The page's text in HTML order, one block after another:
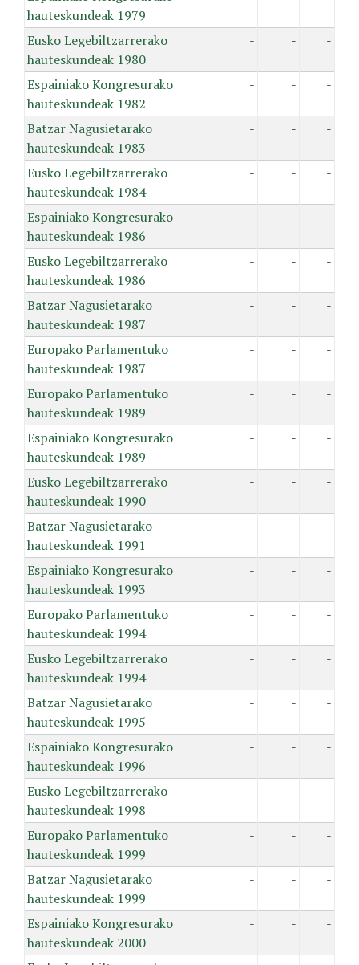
hauteskundeak 1979
Eusko Legebiltzarrerako
hauteskundeak 1980
- - -
Espainiako Kongresurako
hauteskundeak 1982
- - -
Batzar Nagusietarako
hauteskundeak 1983
- - -
Eusko Legebiltzarrerako
hauteskundeak 1984
- - -
Espainiako Kongresurako
hauteskundeak 1986
- - -
Eusko Legebiltzarrerako
hauteskundeak 1986
- - -
Batzar Nagusietarako
hauteskundeak 1987
- - -
Europako Parlamentuko
hauteskundeak 1987
- - -
Europako Parlamentuko
hauteskundeak 1989
- - -
Espainiako Kongresurako
hauteskundeak 1989
- - -
Eusko Legebiltzarrerako
hauteskundeak 1990
- - -
Batzar Nagusietarako
hauteskundeak 1991
- - -
Espainiako Kongresurako
hauteskundeak 1993
- - -
Europako Parlamentuko
hauteskundeak 1994
- - -
Eusko Legebiltzarrerako
hauteskundeak 1994
- - -
Batzar Nagusietarako
hauteskundeak 1995
- - -
Espainiako Kongresurako
hauteskundeak 1996
- - -
Eusko Legebiltzarrerako
hauteskundeak 1998
- - -
Europako Parlamentuko
hauteskundeak 1999
- - -
Batzar Nagusietarako
hauteskundeak 1999
- - -
Espainiako Kongresurako
hauteskundeak 2000
- - -